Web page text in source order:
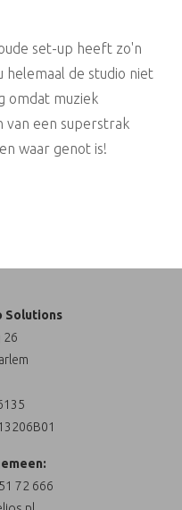
set-up heeft zo'n
helemaal de studio niet
omdat muziek
van een superstrak
waar genot is!
Solutions
26
72 666